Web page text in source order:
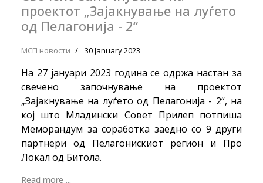
проектот „Зајакнување на луѓето
од Пелагонија - 2“
МСП новости 30 January 2023
На 27 јануари 2023 година се одржа настан за
свечено започнување на проектот
„Зајакнување на луѓето од Пелагонија - 2“, на
кој што Младински Совет Прилеп потпиша
Меморандум за соработка заедно со 9 други
партнери од Пелагонискиот регион и Про
Локал од Битола.
Read more ...